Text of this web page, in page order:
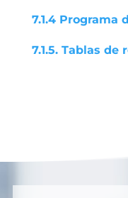
7.1.4 Programa
7.1.5. Tablas